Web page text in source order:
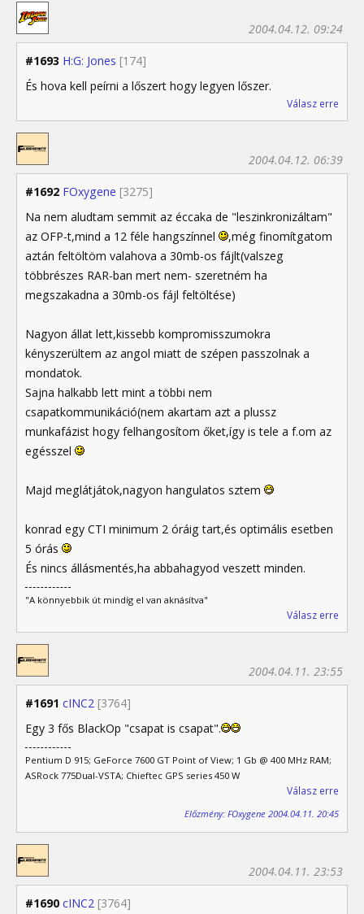
#1693 H:G: Jones [174]
2004.04.12. 09:24
És hova kell peírni a lőszert hogy legyen lőszer.
Válasz erre
#1692 FOxygene [3275]
2004.04.12. 06:39
Na nem aludtam semmit az éccaka de "leszinkronizáltam"
az OFP-t,mind a 12 féle hangszínnel
,még finomítgatom
aztán feltöltöm valahova a 30mb-os fájlt(valszeg
többrészes RAR-ban mert nem- szeretném ha
megszakadna a 30mb-os fájl feltöltése)
Nagyon állat lett,kissebb kompromisszumokra
kényszerültem az angol miatt de szépen passzolnak a
mondatok.
Sajna halkabb lett mint a többi nem
csapatkommunikáció(nem akartam azt a plussz
munkafázist hogy felhangosítom őket,így is tele a f.om az
egésszel
Majd meglátjátok,nagyon hangulatos sztem
konrad egy CTI minimum 2 óráig tart,és optimális esetben
5 órás
És nincs állásmentés,ha abbahagyod veszett minden.
"A könnyebbik út mindíg el van aknásítva"
Válasz erre
#1691 cINC2 [3764]
2004.04.11. 23:55
Egy 3 fős BlackOp "csapat is csapat".
Pentium D 915; GeForce 7600 GT Point of View; 1 Gb @ 400 MHz RAM;
ASRock 775Dual-VSTA; Chieftec GPS series 450 W
Válasz erre
Előzmény: FOxygene 2004.04.11. 20:45
#1690 cINC2 [3764]
2004.04.11. 23:53